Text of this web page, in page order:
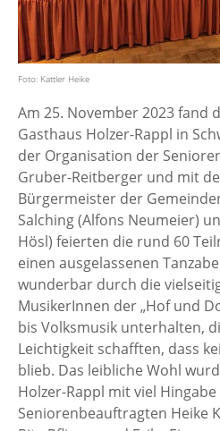
Foto: Kattler Heike
Am 25. November 2023 fand
Gasthaus Holzer-Rappl in
der Organisation der
Gruber-Reitberger und mit
Bürgermeister der
Salching (Alfons Neumeier)
Hösl) feierten die rund 60
einen ausgelassenen
wunderbar durch die
MusikerInnen der „Hof und
bis Volksmusik unterhalten,
Leichtigkeit schafften, dass
blieb. Das leibliche Wohl
Holzer-Rappl mit viel
Seniorenbeauftragten Heike